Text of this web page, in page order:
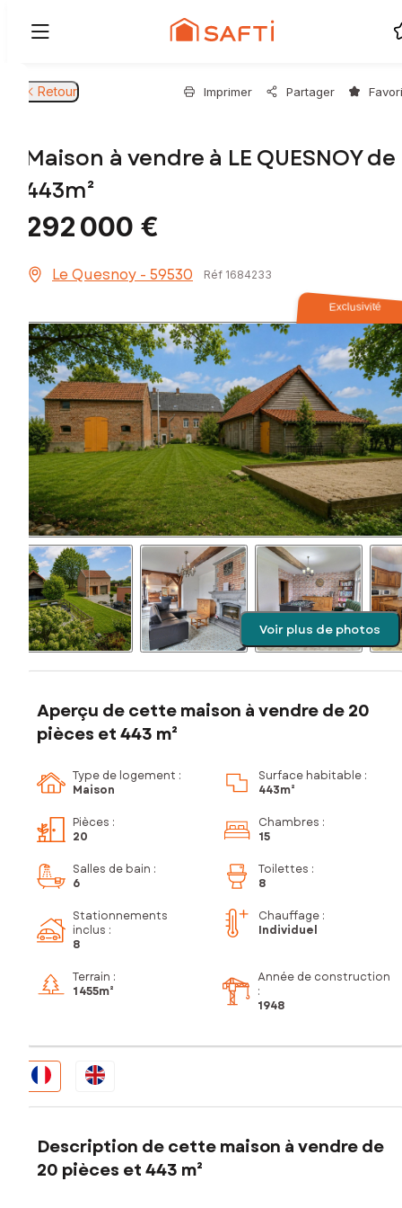
Retour Imprimer Partager
Maison à vendre à LE QUESNOY de
443m²
292 000 €
Le Quesnoy - 59530 Réf 1684233
Exclusivité
Voir plus de photos
Aperçu de cette maison à vendre de 20
pièces et 443 m²
Type de logement :
Maison
Surface habitable :
443m²
Pièces :
20
Chambres :
15
Salles de bain :
6
Toilettes :
8
Stationnements
inclus :
8
Chauffage :
Individuel
Terrain :
1 455m²
Année de construction
:
1948
Description de cette maison à vendre de
20 pièces et 443 m²